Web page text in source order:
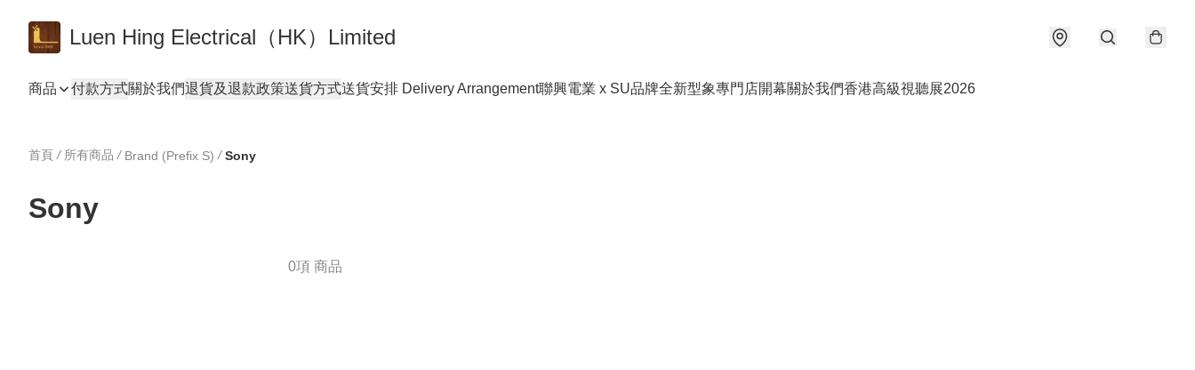
Luen Hing Electrical（HK）Limited
商品 付款方式關於我們退貨及退款政策送貨方式送貨安排 Delivery Arrangement聯興電業 x SU品牌全新型象專門店開幕關於我們香港高級視聽展2026
首頁 / 所有商品 / Brand (Prefix S) / Sony
Sony
0項 商品